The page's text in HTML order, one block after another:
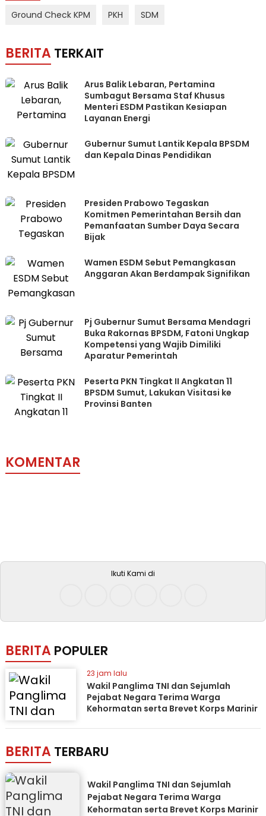
Ground Check KPM PKH SDM
BERITA TERKAIT
Arus Balik Lebaran, Pertamina
Sumbagut Bersama Staf Khusus
Menteri ESDM Pastikan Kesiapan
Layanan Energi
Gubernur Sumut Lantik Kepala BPSDM
dan Kepala Dinas Pendidikan
Presiden Prabowo Tegaskan
Komitmen Pemerintahan Bersih dan
Pemanfaatan Sumber Daya Secara
Bijak
Wamen ESDM Sebut Pemangkasan
Anggaran Akan Berdampak Signifikan
Pj Gubernur Sumut Bersama Mendagri
Buka Rakornas BPSDM, Fatoni Ungkap
Kompetensi yang Wajib Dimiliki
Aparatur Pemerintah
Peserta PKN Tingkat II Angkatan 11
BPSDM Sumut, Lakukan Visitasi ke
Provinsi Banten
KOMENTAR
Ikuti Kami di
BERITA POPULER
23 jam lalu
Wakil Panglima TNI dan Sejumlah
Pejabat Negara Terima Warga
Kehormatan serta Brevet Korps Marinir
BERITA TERBARU
Wakil Panglima TNI dan Sejumlah
Pejabat Negara Terima Warga
Kehormatan serta Brevet Korps Marinir